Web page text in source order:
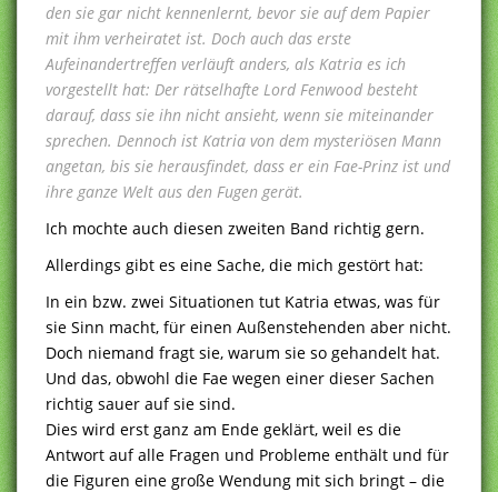
den sie gar nicht kennenlernt, bevor sie auf dem Papier
mit ihm verheiratet ist. Doch auch das erste
Aufeinandertreffen verläuft anders, als Katria es ich
vorgestellt hat: Der rätselhafte Lord Fenwood besteht
darauf, dass sie ihn nicht ansieht, wenn sie miteinander
sprechen. Dennoch ist Katria von dem mysteriösen Mann
angetan, bis sie herausfindet, dass er ein Fae-Prinz ist und
ihre ganze Welt aus den Fugen gerät.
Ich mochte auch diesen zweiten Band richtig gern.
Allerdings gibt es eine Sache, die mich gestört hat:
In ein bzw. zwei Situationen tut Katria etwas, was für
sie Sinn macht, für einen Außenstehenden aber nicht.
Doch niemand fragt sie, warum sie so gehandelt hat.
Und das, obwohl die Fae wegen einer dieser Sachen
richtig sauer auf sie sind.
Dies wird erst ganz am Ende geklärt, weil es die
Antwort auf alle Fragen und Probleme enthält und für
die Figuren eine große Wendung mit sich bringt – die